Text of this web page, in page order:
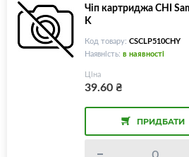
Чіп картриджа CHI
K
Код товару: CSCLP510CHY
Наявність: в наявності
Ціна
39.60₴
ПРИДБАТИ